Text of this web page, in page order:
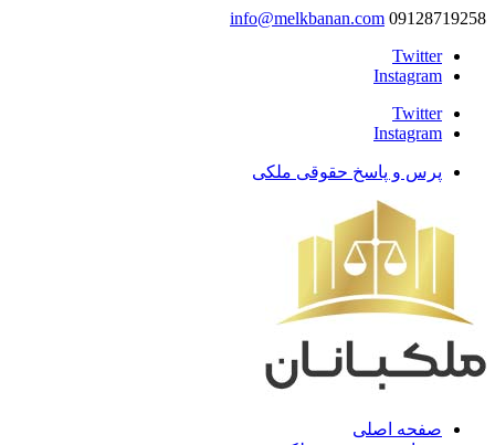
09128719258
info@melkbanan.com
Twitter
Instagram
Twitter
Instagram
پرس و پاسخ حقوقی ملکی
صفحه اصلی